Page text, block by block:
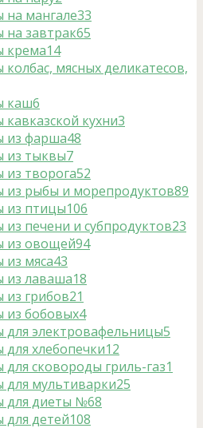
на мангале33
на завтрак65
крема14
мясных деликатесов,
каш6
кухни3
из фарша48
из тыквы7
из творога52
из рыбы и морепродуктов89
из птицы106
из печени и субпродуктов23
из овощей94
из мяса43
из лаваша18
из грибов21
из бобовых4
для электровафельницы5
для хлебопечки12
для сковороды гриль-газ1
для мультиварки25
для диеты №68
для детей108